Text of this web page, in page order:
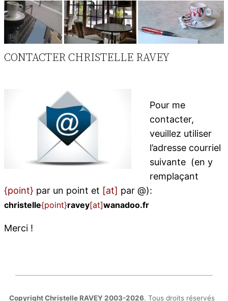
CONTACTER CHRISTELLE RAVEY
Pour me
contacter,
veuillez utiliser
l’adresse courriel
suivante (en y
remplaçant
{point} par un point et [at] par @):
christelle{point}ravey[at]wanadoo.fr
Merci !
Copyright Christelle RAVEY 2003-2026. Tous droits réservés